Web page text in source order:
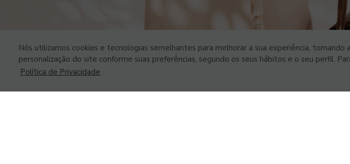
Nós utilizamos cookies e tecnologias semelhantes para melhorar a sua experiência, tornando
personalização do site conforme suas preferências, segundo os seus hábitos e o seu perfil.
Política de Privacidade .